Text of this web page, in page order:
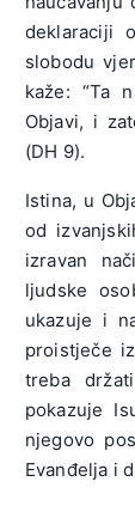
deklaraciji
slobodu
kaže: “Ta
Objavi, i
(DH 9).
Istina, u
od
izravan
ljudske
ukazuje i
proistječe
treba
pokazuje
njegovo
Evanđelja i